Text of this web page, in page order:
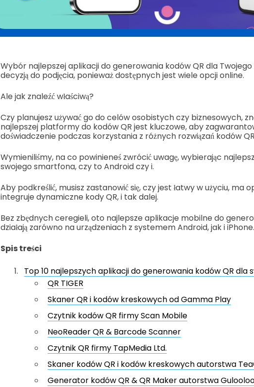
Wybór najlepszej aplikacji do generowania kodów QR dla
decyzją do podjęcia, ponieważ dostępnych jest wiele opcji online.
Ale jak znaleźć właściwą?
Czy planujesz używać go do celów osobistych czy biznesowych,
najlepszej platformy do kodów QR jest kluczowe, aby
doświadczenie podczas korzystania z różnych rozwiązań kodów
Wymieniliśmy, na co powinieneś zwrócić uwagę, wybierając
swojego smartfona, czy to Android czy i.
Aby podkreślić, musisz zastanowić się, czy jest łatwy w użyciu, ma
integruje dynamiczne kody QR, i tak dalej.
Bez zbędnych ceregieli, oto najlepsze aplikacje mobilne do
działają zarówno na urządzeniach z systemem Android, jak i iPhone.
Spis treści
Top 10 najlepszych aplikacji do generowania kodów QR dla
QR TIGER
Skaner QR i kodów kreskowych od Gamma Play
Czytnik kodów QR firmy Scan Mobile
NeoReader QR & Barcode Scanner
Czytnik QR firmy TapMedia Ltd.
Skaner kodów QR i kodów kreskowych autorstwa
Generator kodów QR & QR Maker autorstwa